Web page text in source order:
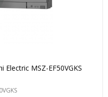
MSZ-EF50VGKS